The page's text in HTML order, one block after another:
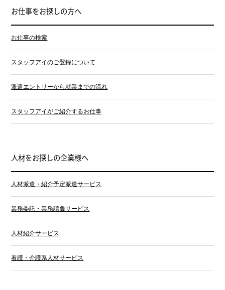
お仕事をお探しの方へ
お仕事の検索
スタッフアイのご登録について
派遣エントリーから就業までの流れ
スタッフアイがご紹介するお仕事
人材をお探しの企業様へ
人材派遣・紹介予定派遣サービス
業務委託・業務請負サービス
人材紹介サービス
看護・介護系人材サービス